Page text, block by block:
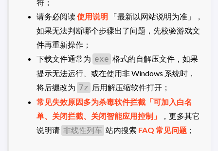
符；
请务必阅读使用说明
「最新以网站说明为准」，
如果无法判断哪个步骤出了问题，先校验游戏文
件再重新操作；
下载文件通常为 exe 格式的自解压文件，如果
提示无法运行、或在使用非 Windows 系统时，
将后缀改为 7z 后用解压缩软件打开；
常见失效原因多为杀毒软件拦截「可加入白名
单、关闭拦截、关闭智能应用控制」
，更多其它
说明请 非线性列车 站内搜索 FAQ 常见问题 ；